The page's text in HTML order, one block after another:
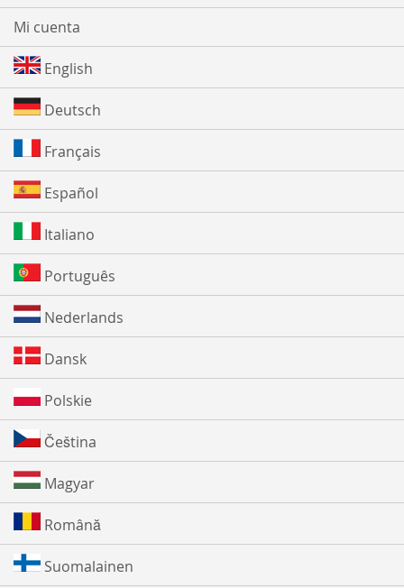
Mi cuenta
English
Deutsch
Français
Español
Italiano
Português
Nederlands
Dansk
Polskie
Čeština
Magyar
Română
Suomalainen